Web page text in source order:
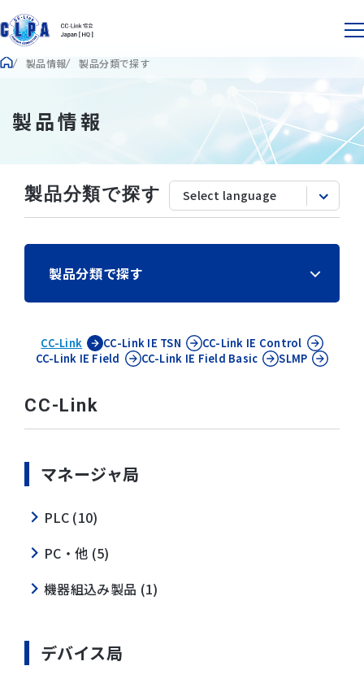
製品情報 製品分類で探す
製品情報
製品分類で探す
製品分類で探す
CC-Link CC-Link IE TSN CC-Link IE Control
CC-Link IE Field CC-Link IE Field Basic SLMP
CC-Link
マネージャ局
PLC (10)
PC・他 (5)
機器組込み製品 (1)
デバイス局